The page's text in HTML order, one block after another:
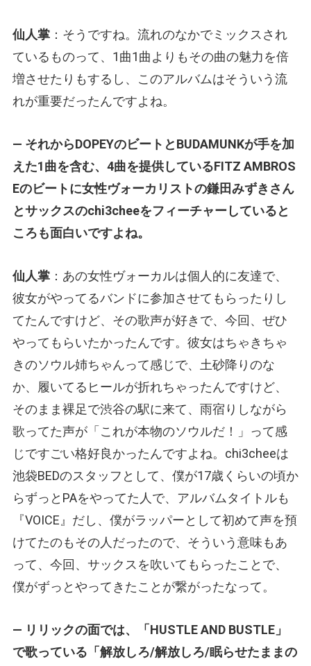
仙人掌 ：そうですね。流れのなかでミックスされ
ているものって、1曲1曲よりもその曲の魅力を倍
増させたりもするし、このアルバムはそういう流
れが重要だったんですよね。
— それからDOPEYのビートとBUDAMUNKが手を加
えた1曲を含む、4曲を提供しているFITZ AMBROS
Eのビートに女性ヴォーカリストの鎌田みずきさん
とサックスのchi3cheeをフィーチャーしていると
ころも面白いですよね。
仙人掌 ：あの女性ヴォーカルは個人的に友達で、
彼女がやってるバンドに参加させてもらったりし
てたんですけど、その歌声が好きで、今回、ぜひ
やってもらいたかったんです。彼女はちゃきちゃ
きのソウル姉ちゃんって感じで、土砂降りのな
か、履いてるヒールが折れちゃったんですけど、
そのまま裸足で渋谷の駅に来て、雨宿りしながら
歌ってた声が「これが本物のソウルだ！」って感
じですごい格好良かったんですよね。chi3cheeは
池袋BEDのスタッフとして、僕が17歳くらいの頃か
らずっとPAをやってた人で、アルバムタイトルも
『VOICE』だし、僕がラッパーとして初めて声を預
けてたのもその人だったので、そういう意味もあ
って、今回、サックスを吹いてもらったことで、
僕がずっとやってきたことが繋がったなって。
— リリックの面では、「HUSTLE AND BUSTLE」
で歌っている「解放しろ/解放しろ/眠らせたままの